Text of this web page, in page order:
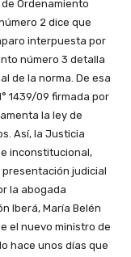
Ordenamiento
2 dice que
interpuesta por
número 3 detalla
de la norma. De esa
1439/09 firmada por
la ley de
Así, la Justicia
inconstitucional,
judicial
la abogada
Iberá, María Belén
el nuevo ministro de
hace unos días que